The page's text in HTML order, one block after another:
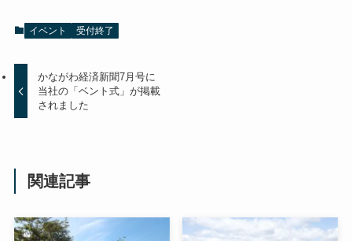
イベント 受付終了
かながわ経済新聞7月号に
当社の「ベント式」が掲載
されました
関連記事